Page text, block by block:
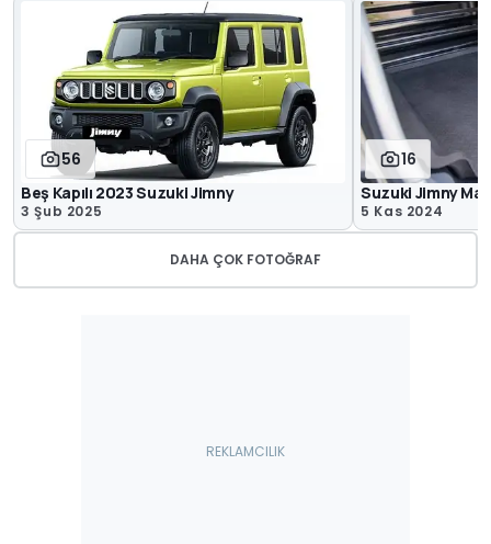
56
Beş Kapılı 2023 Suzuki Jimny
3 Şub 2025
16
Suzuki Jimny
5 Kas 2024
DAHA ÇOK FOTOĞRAF